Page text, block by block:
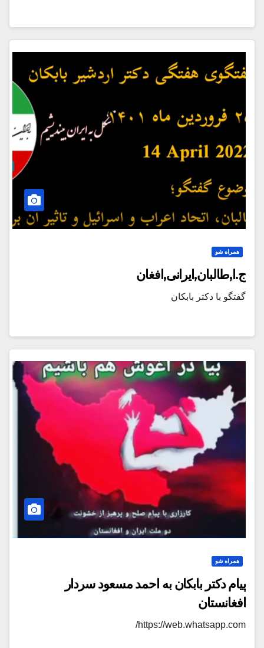
همراه شو
ج.ا,طالبان,ایرانی,افغان
گفتگو با دکتر بابکان
همراه شو
پیام دکتر بابکان به احمد مسعود سردار
افغانستان
https://web.whatsapp.com/